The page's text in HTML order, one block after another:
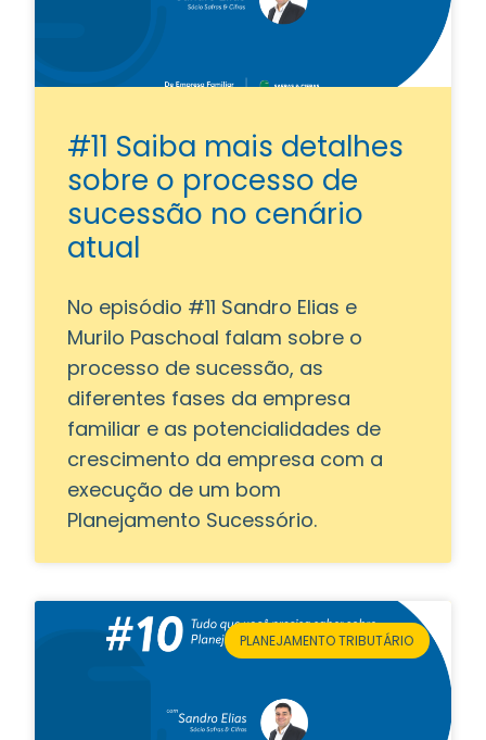
#11 Saiba mais detalhes
sobre o processo de
sucessão no cenário
atual
No episódio #11 Sandro Elias e
Murilo Paschoal falam sobre o
processo de sucessão, as
diferentes fases da empresa
familiar e as potencialidades de
crescimento da empresa com a
execução de um bom
Planejamento Sucessório.
PLANEJAMENTO TRIBUTÁRIO